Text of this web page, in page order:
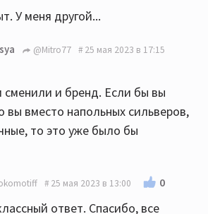
У меня другой...
@Mitro77 25 мая 2023 в 17:15
сменили и бренд. Если бы вы
вы вместо напольных сильверов,
то это уже было бы
25 мая 2023 в 13:00 0
ответ. Спасибо, все